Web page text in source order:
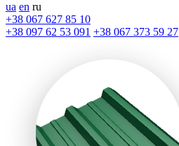
ua en ru
+38 067 627 85 10
+38 097 62 53 091 +38 067 373 59 27